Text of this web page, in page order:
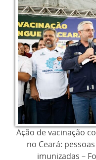
Ação de vacinação
no Ceará:
imunizadas –